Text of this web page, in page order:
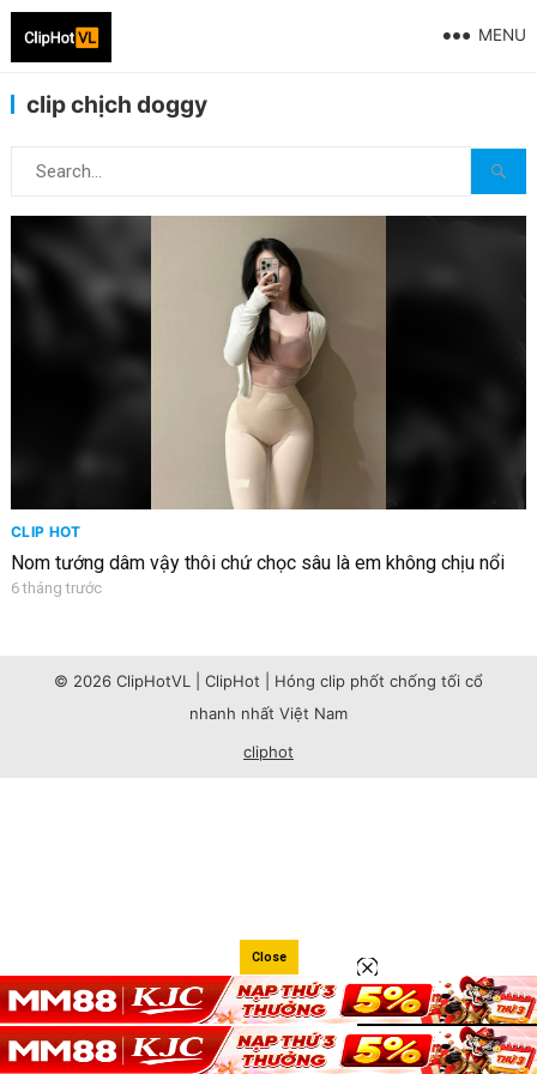
MENU
clip chịch doggy
CLIP HOT
Nom tướng dâm vậy thôi chứ chọc sâu là em không chịu nổi
6 tháng trước
© 2026 ClipHotVL | ClipHot | Hóng clip phốt chống tối cổ
nhanh nhất Việt Nam
cliphot
Close